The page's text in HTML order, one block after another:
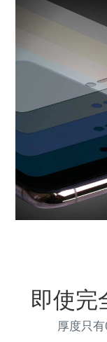
即使完
厚度只